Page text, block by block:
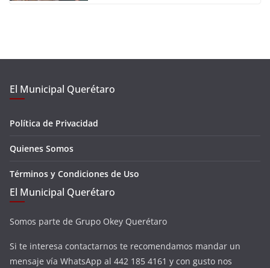
El Municipal Querétaro
Política de Privacidad
Quienes Somos
Términos y Condiciones de Uso
El Municipal Querétaro
Somos parte de Grupo Okey Querétaro
Si te interesa contactarnos te recomendamos mandar un
mensaje vía WhatsApp al 442 185 4161 y con gusto nos